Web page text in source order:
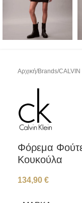
Αρχική/Brands/CALVIN
Φόρεμα
Κουκούλα
134,90 €